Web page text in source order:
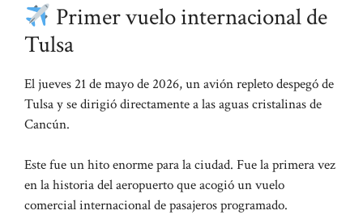
Primer vuelo internacional de
Tulsa
El jueves 21 de mayo de 2026, un avión repleto despegó de
Tulsa y se dirigió directamente a las aguas cristalinas de
Cancún.
Este fue un hito enorme para la ciudad. Fue la primera vez
en la historia del aeropuerto que acogió un vuelo
comercial internacional de pasajeros programado.